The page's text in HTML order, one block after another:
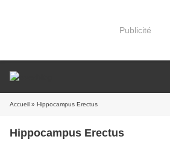
Publicité
Accueil » Hippocampus Erectus
Hippocampus Erectus